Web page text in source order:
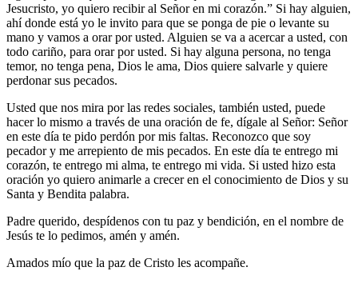
Jesucristo, yo quiero recibir al Señor en mi corazón.” Si hay alguien,
ahí donde está yo le invito para que se ponga de pie o levante su
mano y vamos a orar por usted. Alguien se va a acercar a usted, con
todo cariño, para orar por usted. Si hay alguna persona, no tenga
temor, no tenga pena, Dios le ama, Dios quiere salvarle y quiere
perdonar sus pecados.
Usted que nos mira por las redes sociales, también usted, puede
hacer lo mismo a través de una oración de fe, dígale al Señor: Señor
en este día te pido perdón por mis faltas. Reconozco que soy
pecador y me arrepiento de mis pecados. En este día te entrego mi
corazón, te entrego mi alma, te entrego mi vida. Si usted hizo esta
oración yo quiero animarle a crecer en el conocimiento de Dios y su
Santa y Bendita palabra.
Padre querido, despídenos con tu paz y bendición, en el nombre de
Jesús te lo pedimos, amén y amén.
Amados mío que la paz de Cristo les acompañe.